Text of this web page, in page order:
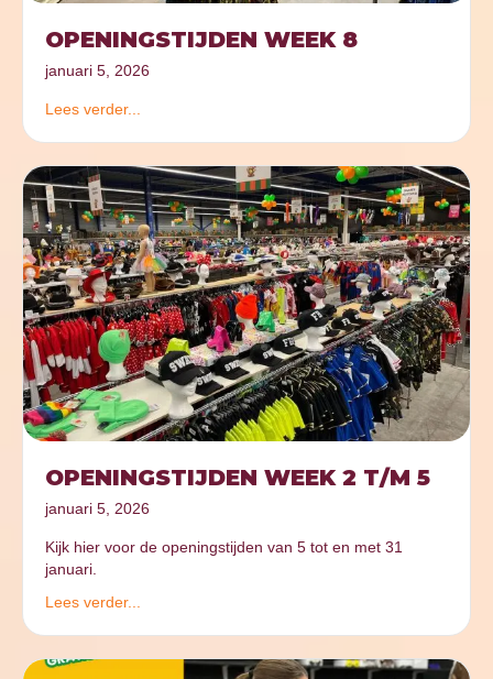
OPENINGSTIJDEN WEEK 8
januari 5, 2026
Lees verder...
OPENINGSTIJDEN WEEK 2 T/M 5
januari 5, 2026
Kijk hier voor de openingstijden van 5 tot en met 31
januari.
Lees verder...